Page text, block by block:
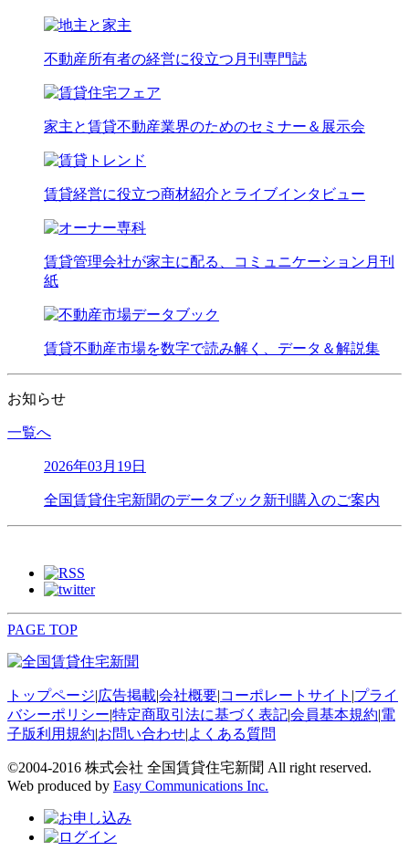
不動産所有者の経営に役立つ月刊専門誌
家主と賃貸不動産業界のためのセミナー＆展示会
賃貸経営に役立つ商材紹介とライブインタビュー
賃貸管理会社が家主に配る、コミュニケーション月刊
紙
賃貸不動産市場を数字で読み解く、データ＆解説集
お知らせ
一覧へ
2026年03月19日
全国賃貸住宅新聞のデータブック新刊購入のご案内
PAGE TOP
トップページ|広告掲載|会社概要|コーポレートサイト |プライ
バシーポリシー|特定商取引法に基づく表記|会員基本規約|電
子版利用規約|お問い合わせ|よくある質問
©2004-2016 株式会社 全国賃貸住宅新聞 All right reserved.
Web produced by Easy Communications Inc.